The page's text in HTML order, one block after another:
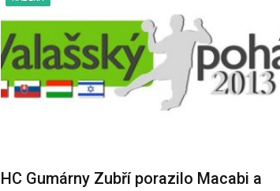
HC Gumárny Zubří porazilo Macabi a